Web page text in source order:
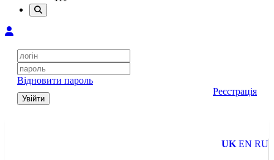
Відновити пароль
Увійти
Реєстрація
UK EN RU